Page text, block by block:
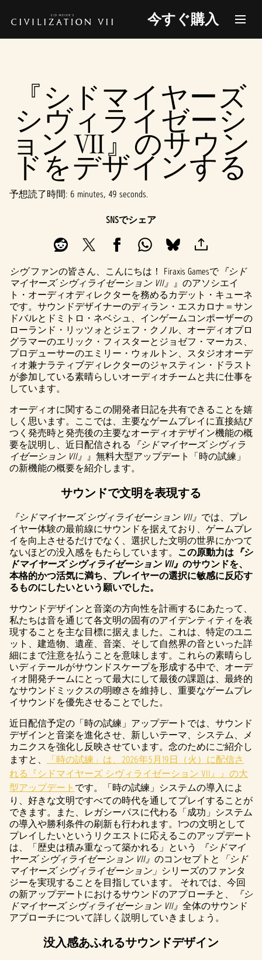
今すぐ購入
『シドマイヤーズ
シヴィライゼーシ
ョン VII』のサウン
ドをデザインする
予想読了時間 6 minutes, 49 seconds
SNSでシェア
シヴファンの皆さん、こんにちは！ Firaxis Gamesで『シド
マイヤーズ シヴィライゼーション VII』 』のアソシエイ
ト・オーディオディレクターを務めるカデット・キューネ
です。サウンドデザイナーのディラン・エスカロナ＝サン
ドバルとドミトロ・ネベシュ、インゲームコンポーザーの
ローランド・リッツォとジェフ・クノル、オーディオプロ
グラマーのエリック・フィスターとジョゼフ・マーカス、
プロデューサーのエミリー・ウォルトン、スタジオオーデ
ィオ兼ナラティブディレクターのジャスティン・ドラスト
が参加している素晴らしいオーディオチームと共に仕事を
しています。
オーディオに関するこの開発者日記を共有できることを嬉
しく思います。ここでは、主要なゲームプレイに直接結び
つく発売時と発売後の主要なオーディオデザイン機能の概
要を説明し、近日配信される 『シドマイヤーズ シヴィラ
イゼーション VII』 』無料大型アップデート「時の試練」
の新機能の概要を紹介します。
サウンドで文明を表現する
『シドマイヤーズ シヴィライゼーション VII』 では、プレ
イヤー体験の最前線にサウンドを据えており、ゲームプレ
イを向上させるだけでなく、選択した文明の世界にかつて
ないほどの没入感をもたらしています。 この原動力は 『シ
ドマイヤーズ シヴィライゼーション VII』 のサウンドを、
本格的かつ活気に満ち、プレイヤーの選択に敏感に反応す
るものにしたいという願いでした。
サウンドデザインと音楽の方向性を計画するにあたって、
私たちは音を通じて各文明の固有のアイデンティティを表
現することを主な目標に据えました。これは、特定のユニ
ット、建造物、遺産、音楽、そして自然界の音といった詳
細にまで注意を払うことを意味します。これらの素晴らし
いディテールがサウンドスケープを形成する中で、オーデ
ィオ開発チームにとって最大にして最後の課題は、最終的
なサウンドミックスの明瞭さを維持し、重要なゲームプレ
イサウンドを優先させることでした。
近日配信予定の「時の試練」アップデートでは、サウンド
デザインと音楽を進化させ、新しいテーマ、システム、メ
カニクスを強化し反映させています。念のためにご紹介し
ますと、
「時の試練」は、2026年5月19日（火）に配信さ
れる『シドマイヤーズ シヴィライゼーション VII』』の大
型アップデート です。「時の試練」システムの導入によ
り、好きな文明ですべての時代を通してプレイすることが
できます。また、レガシーパスに代わる「成功」システム
の導入や勝利条件の刷新も行われます。1つの文明として
プレイしたいというリクエストに応えるこのアップデート
は、「歴史は積み重なって築かれる」という
『シドマイ
ヤーズ シヴィライゼーション VII』 のコンセプトと
「シド
マイヤーズ シヴィライゼーション」 シリーズのファンタ
ジーを実現することを目指しています。 それでは、今回
の新アップデートにおけるサウンドのアプローチと、
『シ
ドマイヤーズ シヴィライゼーション VII』 全体のサウンド
アプローチについて詳しく説明していきましょう。
没入感あふれるサウンドデザイン